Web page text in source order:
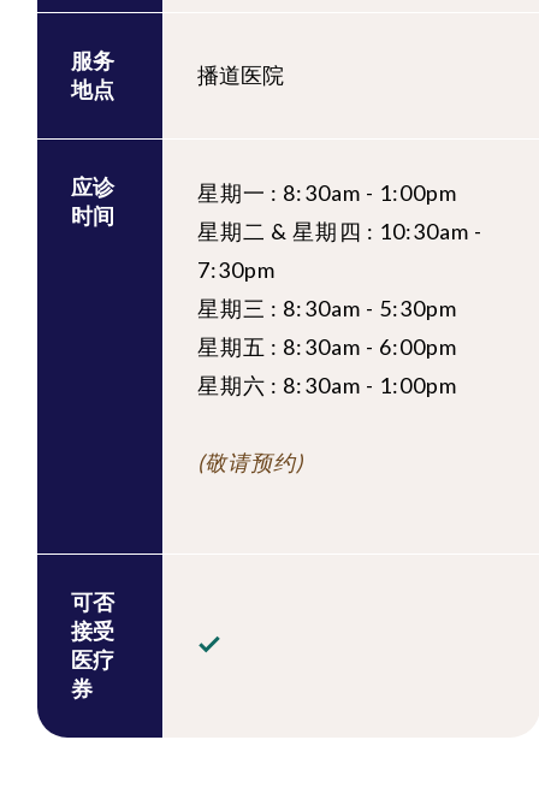
服务
地点
播道医院
应诊
时间
星期一 : 8:30am - 1:00pm
星期二 & 星期四 : 10:30am -
7:30pm
星期三 : 8:30am - 5:30pm
星期五 : 8:30am - 6:00pm
星期六 : 8:30am - 1:00pm
(敬请预约)
可否
接受
医疗
券